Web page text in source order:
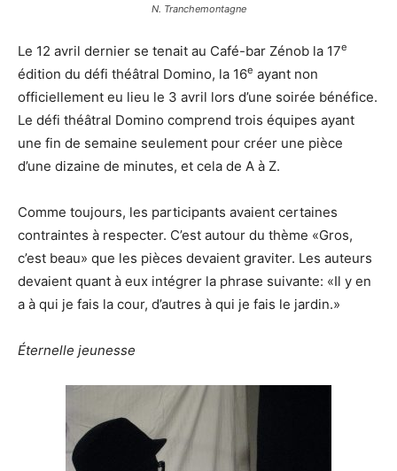
N. Tranchemontagne
Le 12 avril dernier se tenait au Café-bar Zénob la 17e
édition du défi théâtral Domino, la 16e ayant non
officiellement eu lieu le 3 avril lors d’une soirée bénéfice.
Le défi théâtral Domino comprend trois équipes ayant
une fin de semaine seulement pour créer une pièce
d’une dizaine de minutes, et cela de A à Z.
Comme toujours, les participants avaient certaines
contraintes à respecter. C’est autour du thème «Gros,
c’est beau» que les pièces devaient graviter. Les auteurs
devaient quant à eux intégrer la phrase suivante: «Il y en
a à qui je fais la cour, d’autres à qui je fais le jardin.»
Éternelle jeunesse